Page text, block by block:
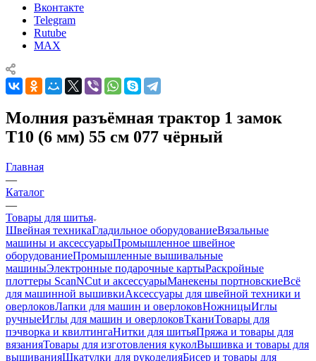
Вконтакте
Telegram
Rutube
MAX
Молния разъёмная трактор 1 замок
Т10 (6 мм) 55 см 077 чёрный
Главная
—
Каталог
—
Товары для шитья
Швейная техникаГладильное оборудованиеВязальные
машины и аксессуарыПромышленное швейное
оборудованиеПромышленные вышивальные
машиныЭлектронные подарочные картыРаскройные
плоттеры ScanNCut и аксессуарыМанекены портновскиеВсё
для машинной вышивкиАксессуары для швейной техники и
оверлоковЛапки для машин и оверлоковНожницыИглы
ручныеИглы для машин и оверлоковТканиТовары для
пэчворка и квилтингаНитки для шитьяПряжа и товары для
вязанияТовары для изготовления куколВышивка и товары для
вышиванияШкатулки для рукоделияБисер и товары для